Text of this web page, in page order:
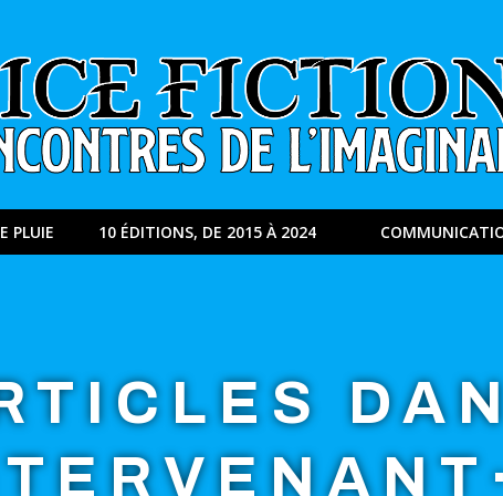
PLUIE 10 ÉDITIONS, DE 2015 À 2024